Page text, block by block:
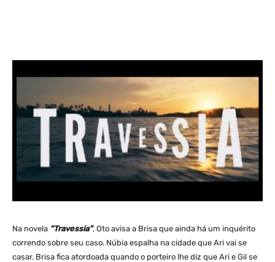
Na novela “Travessia”, Oto avisa a Brisa que ainda há um inquérito
correndo sobre seu caso. Núbia espalha na cidade que Ari vai se
casar. Brisa fica atordoada quando o porteiro lhe diz que Ari e Gil se